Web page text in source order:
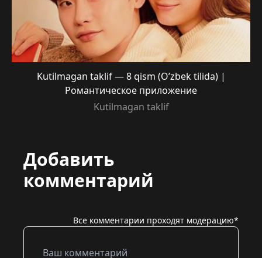
Kutilmagan taklif — 8 qism (O’zbek tilida) |
Романтическое приложение
Kutilmagan taklif
Добавить
комментарий
Все комментарии проходят модерацию*